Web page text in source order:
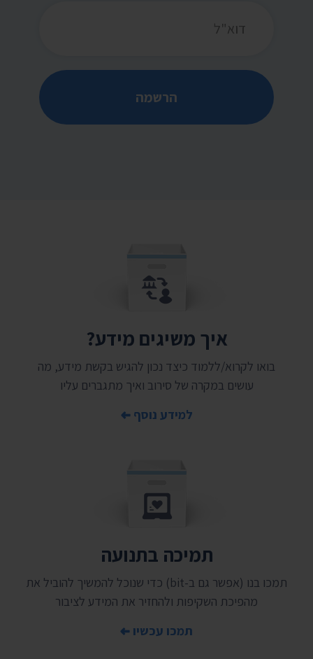
הרשמה
איך משיגים מידע?
בואו לקרוא/ללמוד כיצד נכון להגיש בקשת מידע, מה
עושים במקרה של סירוב ואיך מתגברים עליו
למידע נוסף
תמיכה בתנועה
תמכו בנו (אפשר גם ב-bit) כדי שנוכל להמשיך להוביל את
מהפיכת השקיפות ולהחזיר את המידע לציבור
תמכו עכשיו